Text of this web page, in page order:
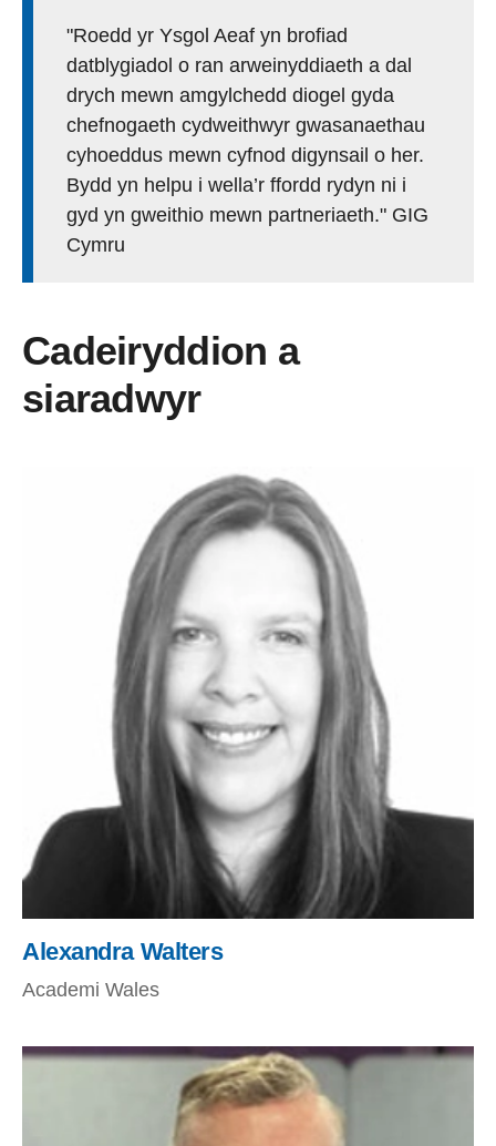
"Roedd yr Ysgol Aeaf yn brofiad
datblygiadol o ran arweinyddiaeth a dal
drych mewn amgylchedd diogel gyda
chefnogaeth cydweithwyr gwasanaethau
cyhoeddus mewn cyfnod digynsail o her.
Bydd yn helpu i wella’r ffordd rydyn ni i
gyd yn gweithio mewn partneriaeth." GIG
Cymru
Cadeiryddion a
siaradwyr
Alexandra Walters
Academi Wales